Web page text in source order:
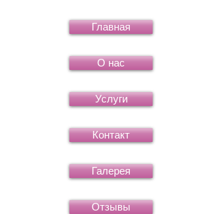
Главная
О нас
Услуги
Контакт
Галерея
Отзывы